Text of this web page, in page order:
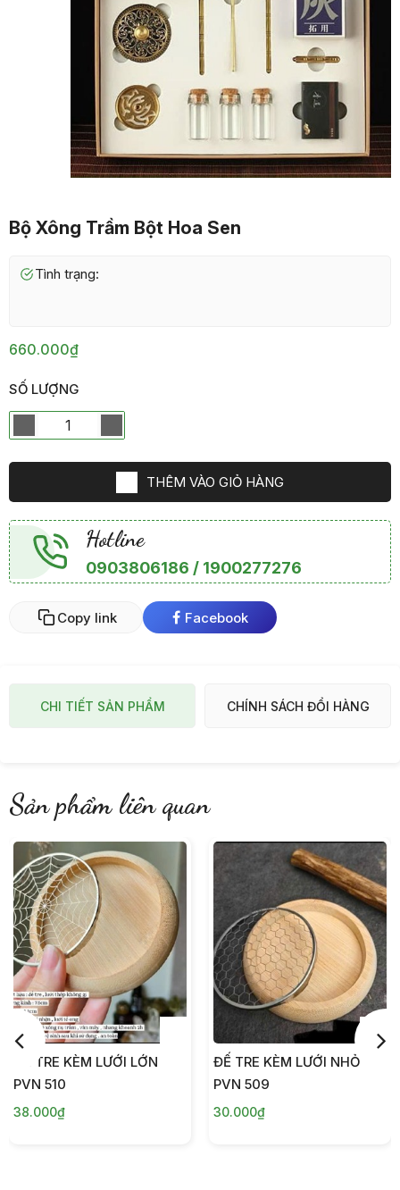
Bộ Xông Trầm Bột Hoa Sen
Tình trạng:
660.000₫
SỐ LƯỢNG
THÊM VÀO GIỎ HÀNG
Hotline
0903806186 / 1900277276
Copy link Facebook
CHI TIẾT SẢN PHẨM CHÍNH SÁCH ĐỔI HÀNG
Sản phẩm liên quan
ĐẾ TRE KÈM LƯỚI LỚN
PVN 510
38.000₫
ĐẾ TRE KÈM LƯỚI NHỎ
PVN 509
30.000₫